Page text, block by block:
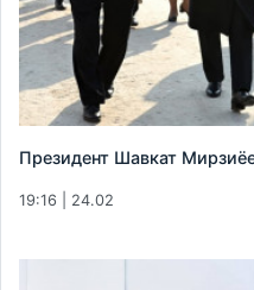
Президент Шавкат
19:16 | 24.02